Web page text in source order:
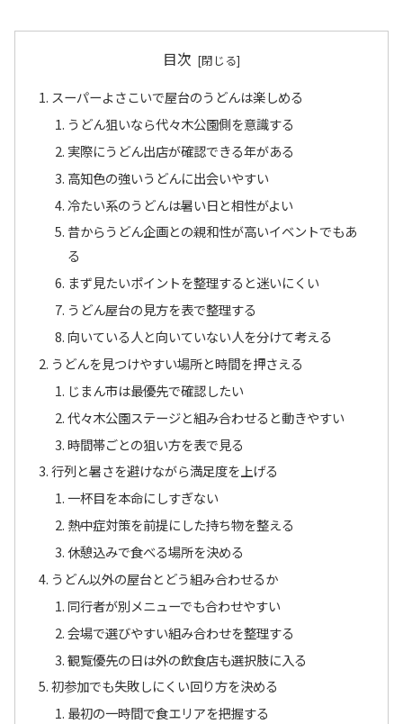
目次
スーパーよさこいで屋台のうどんは楽しめる
うどん狙いなら代々木公園側を意識する
実際にうどん出店が確認できる年がある
高知色の強いうどんに出会いやすい
冷たい系のうどんは暑い日と相性がよい
昔からうどん企画との親和性が高いイベントでもあ
る
まず見たいポイントを整理すると迷いにくい
うどん屋台の見方を表で整理する
向いている人と向いていない人を分けて考える
うどんを見つけやすい場所と時間を押さえる
じまん市は最優先で確認したい
代々木公園ステージと組み合わせると動きやすい
時間帯ごとの狙い方を表で見る
行列と暑さを避けながら満足度を上げる
一杯目を本命にしすぎない
熱中症対策を前提にした持ち物を整える
休憩込みで食べる場所を決める
うどん以外の屋台とどう組み合わせるか
同行者が別メニューでも合わせやすい
会場で選びやすい組み合わせを整理する
観覧優先の日は外の飲食店も選択肢に入る
初参加でも失敗しにくい回り方を決める
最初の一時間で食エリアを把握する